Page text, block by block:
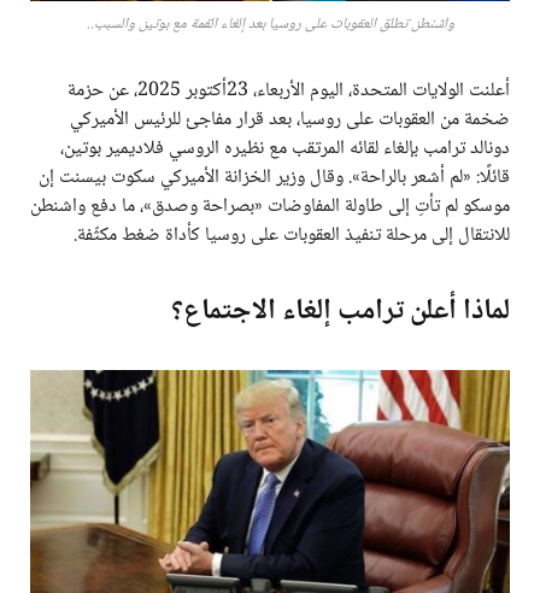
واشنطن تطلق العقوبات على روسيا بعد إلغاء القمة مع بوتين والسبب..
أعلنت الولايات المتحدة، اليوم الأربعاء، 23أكتوبر 2025، عن حزمة
ضخمة من العقوبات على روسيا، بعد قرار مفاجئ للرئيس الأميركي
دونالد ترامب بإلغاء لقائه المرتقب مع نظيره الروسي فلاديمير بوتين،
قائلًا: «لم أشعر بالراحة». وقال وزير الخزانة الأميركي سكوت بيسنت إن
موسكو لم تأتِ إلى طاولة المفاوضات «بصراحة وصدق»، ما دفع واشنطن
للانتقال إلى مرحلة تنفيذ العقوبات على روسيا كأداة ضغط مكثّفة.
لماذا أعلن ترامب إلغاء الاجتماع؟